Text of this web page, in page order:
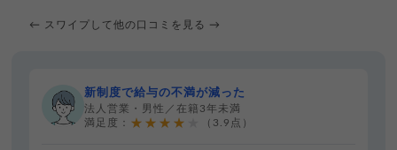
← スワイプして他の口コミを見る →
新制度で給与の不満が減った
法人営業・男性／在籍3年未満
満足度： ★★★★★ （3.9点）